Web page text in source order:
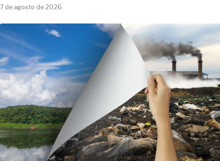
7 de agosto de 2026